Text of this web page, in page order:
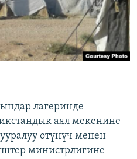
лагеринде
аял мекенине
өтүнүч менен
министрлигине